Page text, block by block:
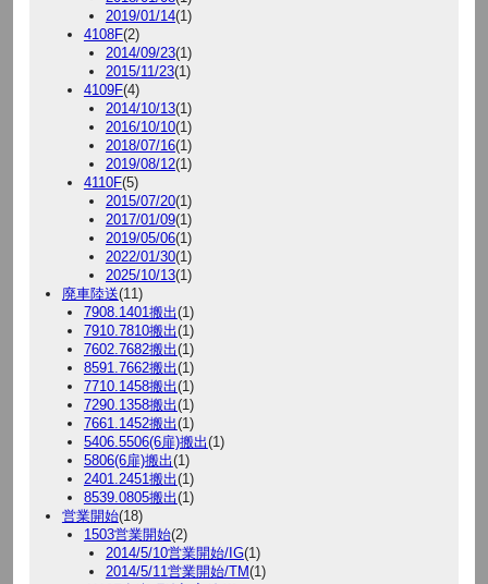
2019/01/14(1)
4108F(2)
2014/09/23(1)
2015/11/23(1)
4109F(4)
2014/10/13(1)
2016/10/10(1)
2018/07/16(1)
2019/08/12(1)
4110F(5)
2015/07/20(1)
2017/01/09(1)
2019/05/06(1)
2022/01/30(1)
2025/10/13(1)
廃車陸送(11)
7908.1401搬出(1)
7910.7810搬出(1)
7602.7682搬出(1)
8591.7662搬出(1)
7710.1458搬出(1)
7290.1358搬出(1)
7661.1452搬出(1)
5406.5506(6扉)搬出(1)
5806(6扉)搬出(1)
2401.2451搬出(1)
8539.0805搬出(1)
営業開始(18)
1503営業開始(2)
2014/5/10営業開始/IG(1)
2014/5/11営業開始/TM(1)